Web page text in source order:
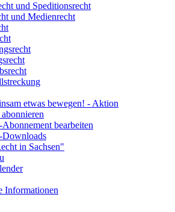
und Speditionsrecht
und Medienrecht
etwas bewegen! - Aktion
bearbeiten
Downloads
in Sachsen"
Informationen